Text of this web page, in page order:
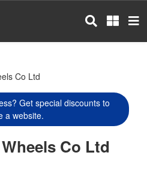
Co Ltd
Get special discounts to
a website.
Co Ltd